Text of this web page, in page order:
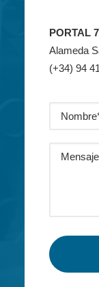
PORTAL
Alameda
(+34) 94